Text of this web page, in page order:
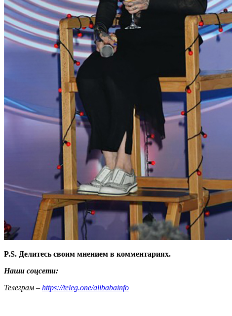
P.S. Делитесь своим мнением в комментариях.
Наши соцсети:
Телеграм – https://teleg.one/alibabainfo